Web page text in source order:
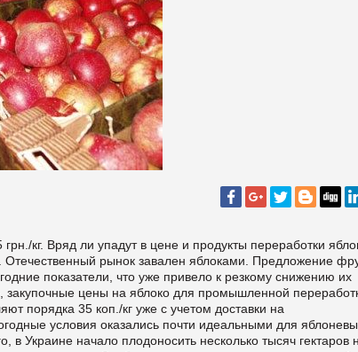
кг. Вряд ли упадут в цене и продукты переработки
Отечественный рынок завален яблоками. Предложение
показатели, что уже привело к резкому снижению их
цены на яблоко для промышленной
порядка 35 коп./кг уже с учетом доставки на
условия оказались почти идеальными для
Украине начало плодоносить несколько тысяч гектаров